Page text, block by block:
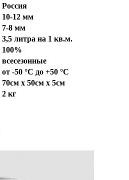
Россия
10-12 мм
7-8 мм
3,5 литра на 1 кв.м.
100%
всесезонные
от -50 °С до +50 °С
70см x 50см x 5см
2 кг